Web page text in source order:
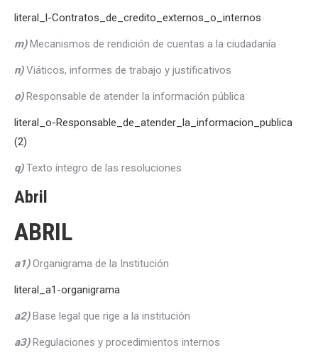
literal_l-Contratos_de_credito_externos_o_internos
m)Mecanismos de rendición de cuentas a la ciudadanía
n)Viáticos, informes de trabajo y justificativos
o)Responsable de atender la información pública
literal_o-Responsable_de_atender_la_informacion_publica
(2)
q) Texto íntegro de las resoluciones
Abril
ABRIL
a1) Organigrama de la Institución
literal_a1-organigrama
a2) Base legal que rige a la institución
a3)Regulaciones y procedimientos internos